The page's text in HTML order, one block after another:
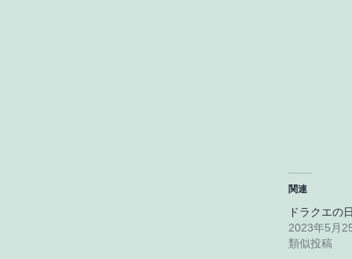
関連
ドラクエの
2023年5月
類似投稿